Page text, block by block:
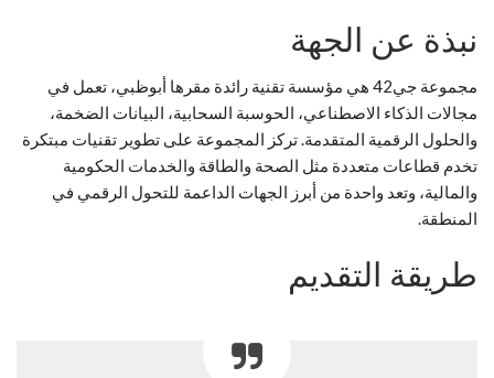
نبذة عن الجهة
مجموعة جي42 هي مؤسسة تقنية رائدة مقرها أبوظبي، تعمل في
مجالات الذكاء الاصطناعي، الحوسبة السحابية، البيانات الضخمة،
والحلول الرقمية المتقدمة. تركز المجموعة على تطوير تقنيات مبتكرة
تخدم قطاعات متعددة مثل الصحة والطاقة والخدمات الحكومية
والمالية، وتعد واحدة من أبرز الجهات الداعمة للتحول الرقمي في
المنطقة.
طريقة التقديم